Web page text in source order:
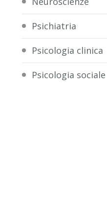
Psichiatria
Psicologia clinica
Psicologia sociale